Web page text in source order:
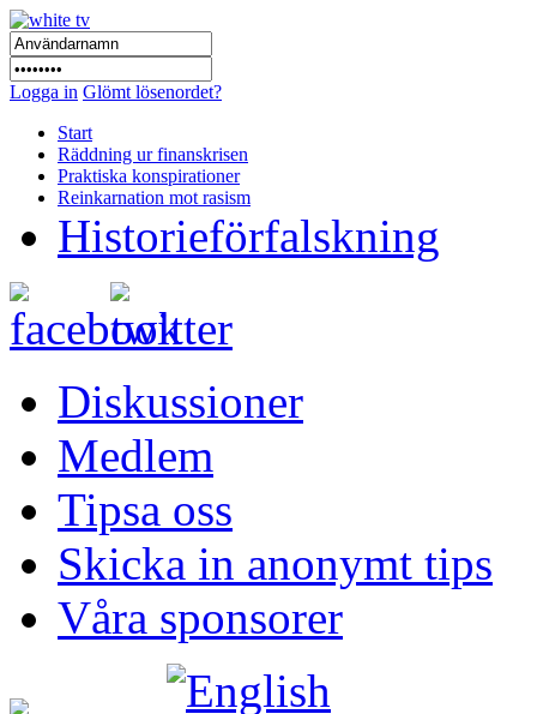
Logga in Glömt lösenordet?
Start
Räddning ur finanskrisen
Praktiska konspirationer
Reinkarnation mot rasism
Historieförfalskning
Diskussioner
Medlem
Tipsa oss
Skicka in anonymt tips
Våra sponsorer